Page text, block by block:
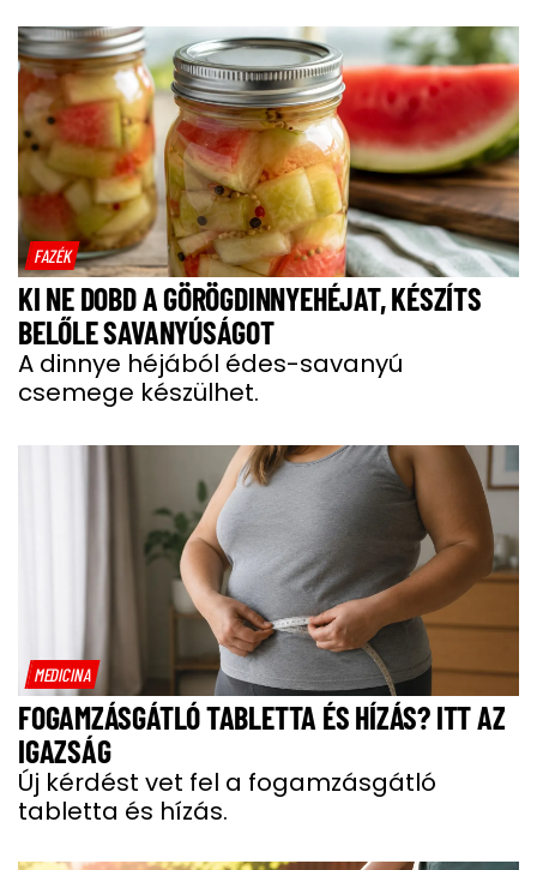
FAZÉK
KI NE DOBD A GÖRÖGDINNYEHÉJAT, KÉSZÍTS
BELŐLE SAVANYÚSÁGOT
A dinnye héjából édes-savanyú
csemege készülhet.
MEDICINA
FOGAMZÁSGÁTLÓ TABLETTA ÉS HÍZÁS? ITT AZ
IGAZSÁG
Új kérdést vet fel a fogamzásgátló
tabletta és hízás.